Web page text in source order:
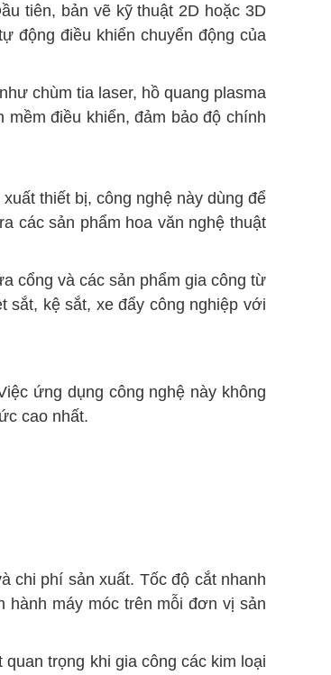
tiên, bản vẽ kỹ thuật 2D hoặc 3D
động điều khiển chuyển động của
chùm tia laser, hồ quang plasma
điều khiển, đảm bảo độ chính
thiết bị, công nghệ này dùng để
các sản phẩm hoa văn nghệ thuật
cổng và các sản phẩm gia công từ
sắt, kệ sắt, xe đẩy công nghiệp với
ứng dụng công nghệ này không
cao nhất.
chi phí sản xuất. Tốc độ cắt nhanh
máy móc trên mỗi đơn vị sản
trọng khi gia công các kim loại